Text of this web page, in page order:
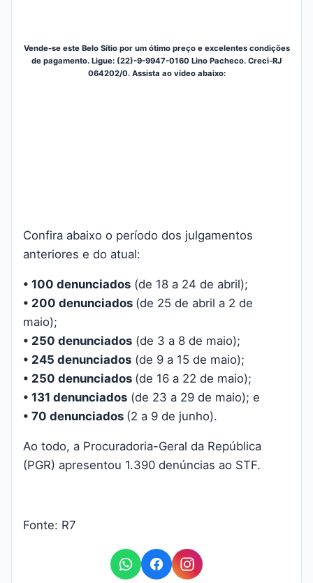
Vende-se este Belo Sítio por um ótimo preço e excelentes condições
de pagamento. Ligue: (22)-9-9947-0160 Lino Pacheco. Creci-RJ
064202/0. Assista ao vídeo abaixo:
Confira abaixo o período dos julgamentos
anteriores e do atual:
• 100 denunciados (de 18 a 24 de abril);
• 200 denunciados (de 25 de abril a 2 de
maio);
• 250 denunciados (de 3 a 8 de maio);
• 245 denunciados (de 9 a 15 de maio);
• 250 denunciados (de 16 a 22 de maio);
• 131 denunciados (de 23 a 29 de maio); e
• 70 denunciados (2 a 9 de junho).
Ao todo, a Procuradoria-Geral da República
(PGR) apresentou 1.390 denúncias ao STF.
Fonte: R7